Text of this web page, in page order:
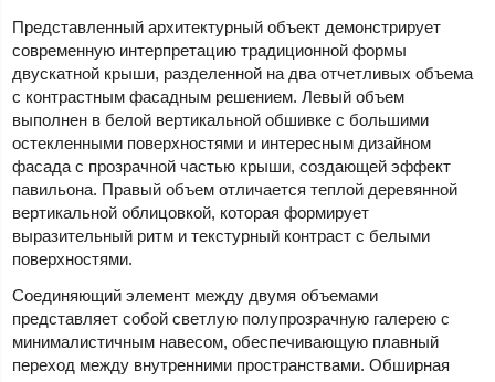
Представленный архитектурный объект демонстрирует
современную интерпретацию традиционной формы
двускатной крыши, разделенной на два отчетливых объема
с контрастным фасадным решением. Левый объем
выполнен в белой вертикальной обшивке с большими
остекленными поверхностями и интересным дизайном
фасада с прозрачной частью крыши, создающей эффект
павильона. Правый объем отличается теплой деревянной
вертикальной облицовкой, которая формирует
выразительный ритм и текстурный контраст с белыми
поверхностями.
Соединяющий элемент между двумя объемами
представляет собой светлую полупрозрачную галерею с
минималистичным навесом, обеспечивающую плавный
переход между внутренними пространствами. Обширная